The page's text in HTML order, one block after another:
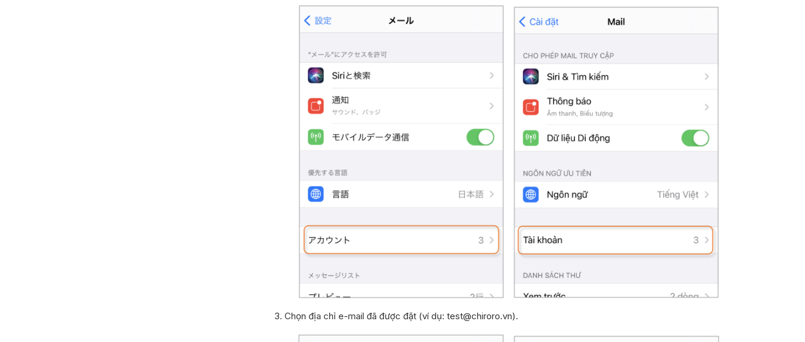
3. Chọn địa chỉ e-mail đã được đặt (ví dụ: test@chiroro.vn).